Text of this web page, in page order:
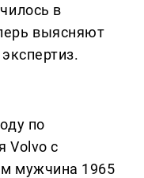
в
выясняют
по
Volvo с
мужчина 1965